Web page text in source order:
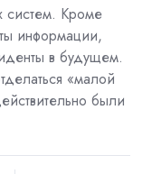
систем. Кроме
информации,
в будущем.
«малой
были